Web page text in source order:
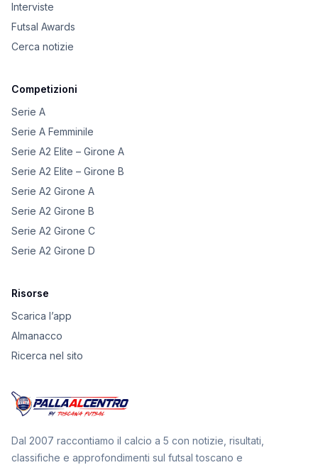
Interviste
Futsal Awards
Cerca notizie
Competizioni
Serie A
Serie A Femminile
Serie A2 Elite – Girone A
Serie A2 Elite – Girone B
Serie A2 Girone A
Serie A2 Girone B
Serie A2 Girone C
Serie A2 Girone D
Risorse
Scarica l’app
Almanacco
Ricerca nel sito
Dal 2007 raccontiamo il calcio a 5 con notizie, risultati,
classifiche e approfondimenti sul futsal toscano e